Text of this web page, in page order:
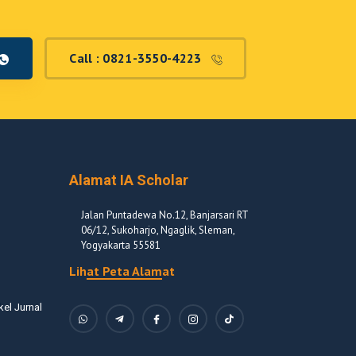
Call : 0821-3550-4223
Jurnal
Alamat IA Scholar
Jalan Puntadewa No.12, Banjarsari RT
06/12, Sukoharjo, Ngaglik, Sleman,
Yogyakarta 55581
Lihat Peta Alamat